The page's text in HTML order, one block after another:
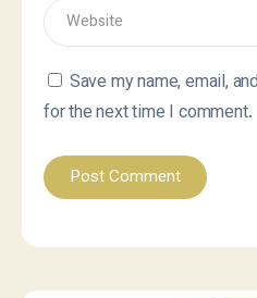
Save my name, email,
for the next time I comment.